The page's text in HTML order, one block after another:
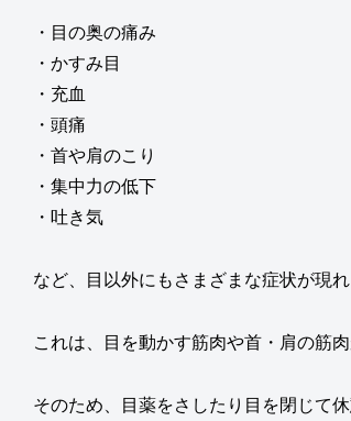
・目の奥の痛み
・かすみ目
・充血
・頭痛
・首や肩のこり
・集中力の低下
・吐き気
など、目以外にもさまざまな症状が現れ
これは、目を動かす筋肉や首・肩の筋
そのため、目薬をさしたり目を閉じて